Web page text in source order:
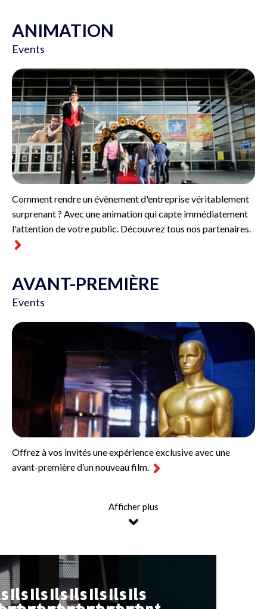
ANIMATION
Events
Comment rendre un évènement d'entreprise véritablement
surprenant ? Avec une animation qui capte immédiatement
l'attention de votre public. Découvrez tous nos partenaires.
AVANT-PREMIÈRE
Events
Offrez à vos invités une expérience exclusive avec une
avant-première d’un nouveau film.
Afficher plus
Ils Ils IlsIls IlsIls Ils